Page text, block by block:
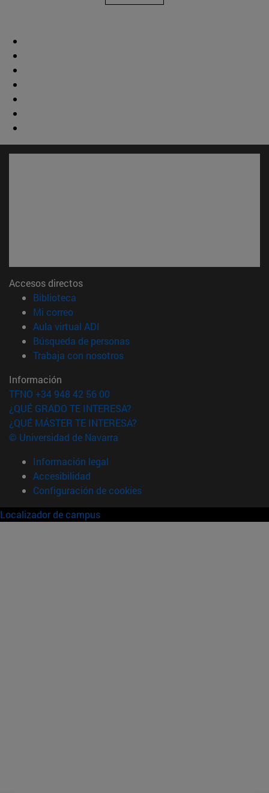
Accesos directos
Biblioteca
Mi correo(abre en nueva ventana)
Aula virtual ADI
Búsqueda de personas(abre en nueva ventana)
Trabaja con nosotros(abre en nueva ventana)
Información
TFNO +34 948 42 56 00
¿QUÉ GRADO TE INTERESA?
¿QUÉ MÁSTER TE INTERESA?
© Universidad de Navarra
Información legal
Accesibilidad
Configuración de cookies
Localizador de campus